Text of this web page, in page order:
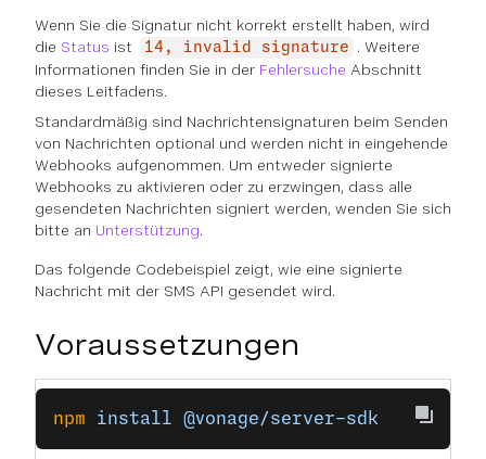
Wenn Sie die Signatur nicht korrekt erstellt haben, wird
die Status ist 14, invalid signature
. Weitere
Informationen finden Sie in der Fehlersuche Abschnitt
dieses Leitfadens.
Standardmäßig sind Nachrichtensignaturen beim Senden
von Nachrichten optional und werden nicht in eingehende
Webhooks aufgenommen. Um entweder signierte
Webhooks zu aktivieren oder zu erzwingen, dass alle
gesendeten Nachrichten signiert werden, wenden Sie sich
bitte an Unterstützung.
Das folgende Codebeispiel zeigt, wie eine signierte
Nachricht mit der SMS API gesendet wird.
Voraussetzungen
npm install @vonage/server-sdk